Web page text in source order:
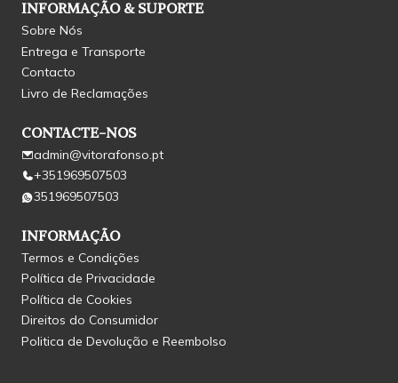
INFORMAÇÃO & SUPORTE
Sobre Nós
Entrega e Transporte
Contacto
Livro de Reclamações
CONTACTE-NOS
admin@vitorafonso.pt
+351969507503
351969507503
INFORMAÇÃO
Termos e Condições
Política de Privacidade
Política de Cookies
Direitos do Consumidor
Politica de Devolução e Reembolso